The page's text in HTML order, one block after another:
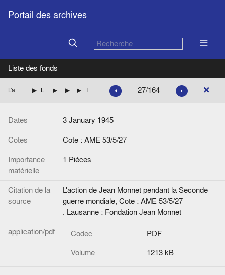
Portail des archives
Liste des fonds
L'action de Jean Monnet pendant la Seconde guerre mondiale La mission de Jean Monnet à Washington pour le compte des autorités françaises L'exécution des programmes
La question du shipping
Télégramme, de J.M. à G. de Gaulle, G. Bidault, P. Mendès France, R. Pleven, Comité économique 27/164
Dates
3 January 1945
Cotes
Cote : AME 53/5/27
Importance
matérielle
1 Pièces
Citation de la
source
L'action de Jean Monnet pendant la Seconde
guerre mondiale, Cote : AME 53/5/27
. Lausanne : Fondation Jean Monnet
application/pdf
Codec
PDF
Volume
1213 kB